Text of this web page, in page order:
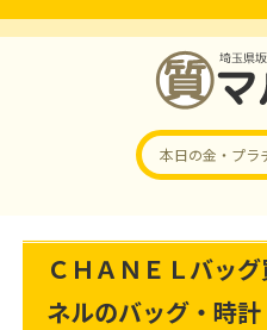
本日の金・プラ
ＣＨＡＮＥＬバッ
ネルのバッグ・時